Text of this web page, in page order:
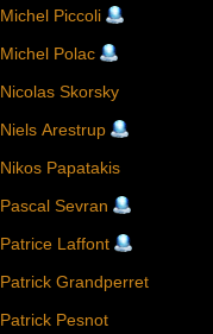
Michel Piccoli
Michel Polac
Nicolas Skorsky
Niels Arestrup
Nikos Papatakis
Pascal Sevran
Patrice Laffont
Patrick Grandperret
Patrick Pesnot